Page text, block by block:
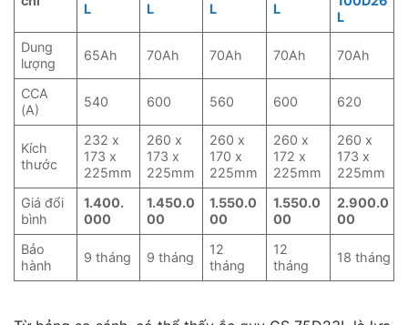
L
L
L
L
L
Dung
lượng
65Ah 70Ah 70Ah 70Ah 70Ah
CCA
(A)
540 600 560 600 620
Kích
thước
232 x
173 x
225mm
260 x
173 x
225mm
260 x
170 x
225mm
260 x
172 x
225mm
260 x
173 x
225mm
Giá đổi
bình
1.400.
000
1.450.0
00
1.550.0
00
1.550.0
00
2.900.0
00
Bảo
hành
9 tháng 9 tháng
12
tháng
12
tháng
18 tháng